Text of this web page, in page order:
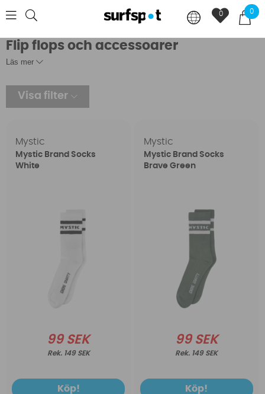
0
0
Flip flops och accessoarer
Läs mer
Visa filter
Mystic
Mystic Brand Socks
White
99 SEK
149 SEK
Köp!
Mystic
Mystic Brand Socks
Brave Green
99 SEK
149 SEK
Köp!